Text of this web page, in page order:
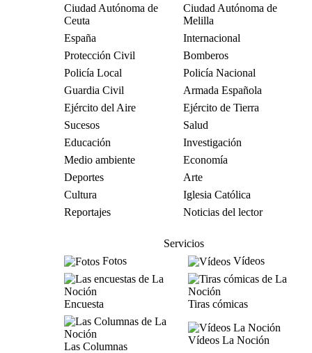
Ciudad Autónoma de
Ceuta
Ciudad Autónoma de
Melilla
España
Internacional
Protección Civil
Bomberos
Policía Local
Policía Nacional
Guardia Civil
Armada Española
Ejército del Aire
Ejército de Tierra
Sucesos
Salud
Educación
Investigación
Medio ambiente
Economía
Deportes
Arte
Cultura
Iglesia Católica
Reportajes
Noticias del lector
Servicios
Fotos
Vídeos
Encuesta Tiras cómicas
Las Columnas
Vídeos La Noción